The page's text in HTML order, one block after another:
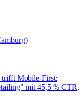
trifft Mobile-First:
mit 45,5 % CTR,